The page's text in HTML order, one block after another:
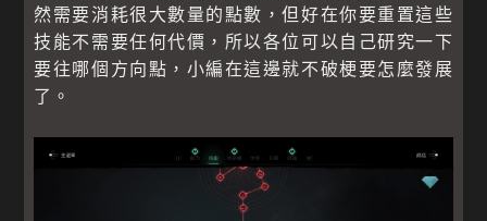
然需要消耗很大數量的點數，但好在你要重置這些
技能不需要任何代價，所以各位可以自己研究一下
要往哪個方向點，小編在這邊就不破梗要怎麼發展
了。